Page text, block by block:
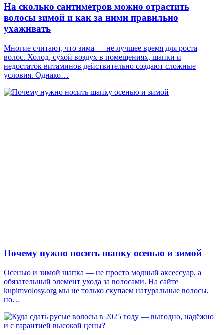
На сколько сантиметров можно отрастить
волосы зимой и как за ними правильно
ухаживать
Многие считают, что зима — не лучшее время для роста
волос. Холод, сухой воздух в помещениях, шапки и
недостаток витаминов действительно создают сложные
условия. Однако…
Почему нужно носить шапку осенью и зимой
Осенью и зимой шапка — не просто модный аксессуар, а
обязательный элемент ухода за волосами. На сайте
kupimvolosy.org мы не только скупаем натуральные волосы,
но…